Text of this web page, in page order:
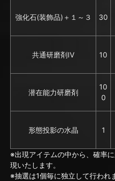
強化石(装飾品)＋１～３ 30
共通研磨剤IV 10
潜在能力研磨剤
10
0
形態投影の水晶 1
※出現アイテムの中から、確率
現いたします。
※抽選は1個毎に独立して行われ